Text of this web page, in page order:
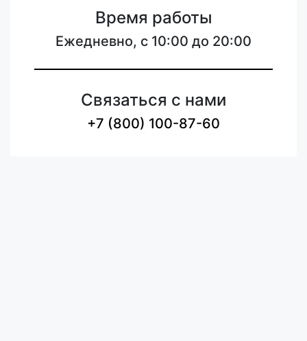
Время работы
Ежедневно, с 10:00 до 20:00
Связаться с нами
+7 (800) 100-87-60